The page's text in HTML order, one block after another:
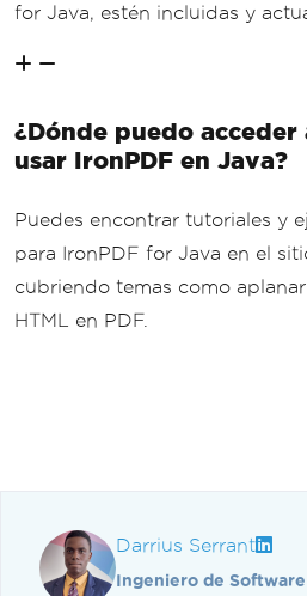
for Java, estén incluidas y
¿Dónde puedo
usar IronPDF en Java?
Puedes encontrar tutoriales y
para IronPDF for Java en el
cubriendo temas como
HTML en PDF.
Darrius Serrant
Ingeniero de